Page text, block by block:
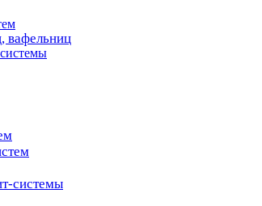
вафельниц
системы